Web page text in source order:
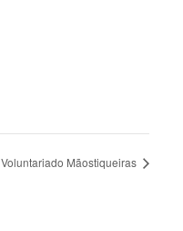
Voluntariado Mãostiqueiras